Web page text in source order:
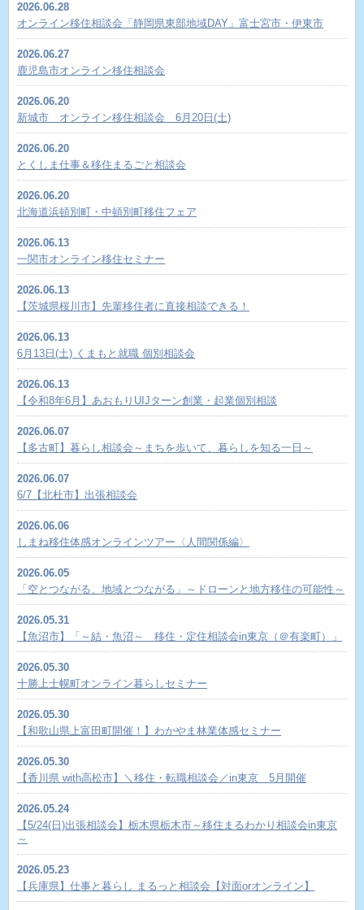
オンライン移住相談会「静岡県東部地域DAY」富士宮市・伊東市
2026.06.28
鹿児島市オンライン移住相談会
2026.06.27
新城市 オンライン移住相談会 6月20日(土)
2026.06.20
とくしま仕事＆移住まるごと相談会
2026.06.20
北海道浜頓別町・中頓別町移住フェア
2026.06.20
一関市オンライン移住セミナー
2026.06.13
【茨城県桜川市】先輩移住者に直接相談できる！
2026.06.13
6月13日(土) くまもと就職 個別相談会
2026.06.13
【令和8年6月】あおもりUIJターン創業・起業個別相談
2026.06.13
【多古町】暮らし相談会～まちを歩いて、暮らしを知る一日～
2026.06.07
6/7【北杜市】出張相談会
2026.06.07
しまね移住体感オンラインツアー〈人間関係編〉
2026.06.06
「空とつながる、地域とつながる」～ドローンと地方移住の可能性～
2026.06.05
【魚沼市】「～結・魚沼～ 移住・定住相談会in東京（＠有楽町）」
2026.05.31
十勝上士幌町オンライン暮らしセミナー
2026.05.30
【和歌山県上富田町開催！】わかやま林業体感セミナー
2026.05.30
【香川県 with高松市】＼移住・転職相談会／in東京 5月開催
2026.05.30
【5/24(日)出張相談会】栃木県栃木市～移住まるわかり相談会in東京
～
2026.05.24
【兵庫県】仕事と暮らし まるっと相談会【対面orオンライン】
2026.05.23